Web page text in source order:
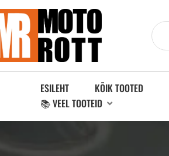
ESILEHT KÕIK TOOTED
📚 VEEL TOOTEID